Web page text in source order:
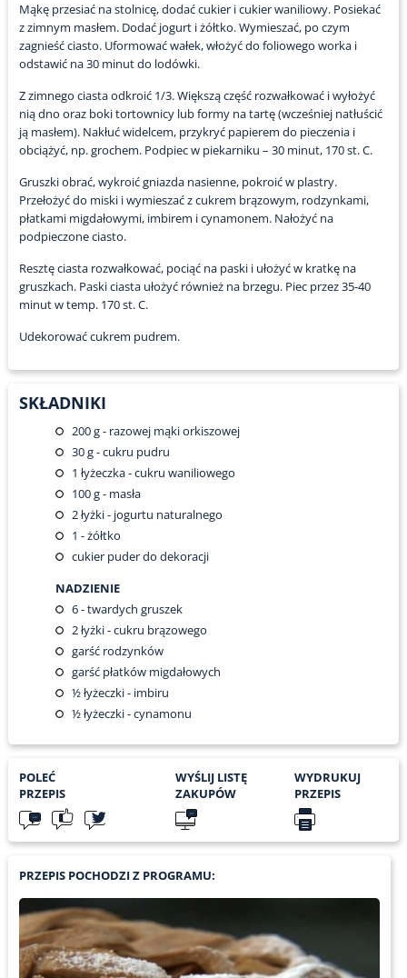
Mąkę przesiać na stolnicę, dodać cukier i cukier waniliowy. Posiekać
z zimnym masłem. Dodać jogurt i żółtko. Wymieszać, po czym
zagnieść ciasto. Uformować wałek, włożyć do foliowego worka i
odstawić na 30 minut do lodówki.
Z zimnego ciasta odkroić 1/3. Większą część rozwałkować i wyłożyć
nią dno oraz boki tortownicy lub formy na tartę (wcześniej natłuścić
ją masłem). Nakłuć widelcem, przykryć papierem do pieczenia i
obciążyć, np. grochem. Podpiec w piekarniku – 30 minut, 170 st. C.
Gruszki obrać, wykroić gniazda nasienne, pokroić w plastry.
Przełożyć do miski i wymieszać z cukrem brązowym, rodzynkami,
płatkami migdałowymi, imbirem i cynamonem. Nałożyć na
podpieczone ciasto.
Resztę ciasta rozwałkować, pociąć na paski i ułożyć w kratkę na
gruszkach. Paski ciasta ułożyć również na brzegu. Piec przez 35-40
minut w temp. 170 st. C.
Udekorować cukrem pudrem.
SKŁADNIKI
200g - razowej mąki orkiszowej
30g - cukru pudru
1 łyżeczka - cukru waniliowego
100g - masła
2łyżki - jogurtu naturalnego
1 - żółtko
cukier puder do dekoracji
NADZIENIE
6- twardych gruszek
2łyżki - cukru brązowego
garść rodzynków
garść płatków migdałowych
½łyżeczki - imbiru
½łyżeczki - cynamonu
POLEĆ
PRZEPIS
WYŚLIJ LISTĘ
ZAKUPÓW
WYDRUKUJ
PRZEPIS
PRZEPIS POCHODZI Z PROGRAMU: